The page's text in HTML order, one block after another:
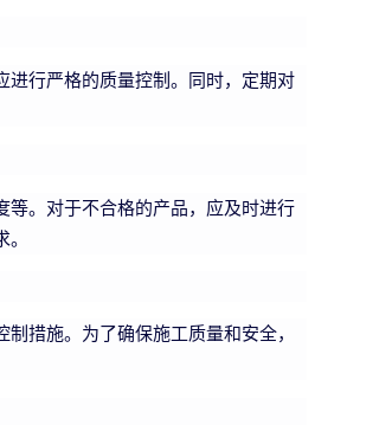
进行严格的质量控制。同时，定期对
等。对于不合格的产品，应及时进行
措施。为了确保施工质量和安全，